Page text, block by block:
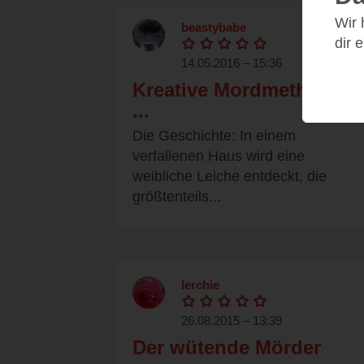
beastybabe
14.05.2016 – 15:36
Kreative Mordmethoden
...
Die Geschichte: In einem
verfallenen Haus wird eine
weibliche Leiche entdeckt, die
größtenteils...
lerchie
26.08.2015 – 13:39
Der wütende Mörder
Wir
dir